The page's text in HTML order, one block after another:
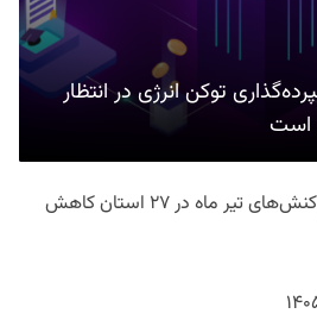
توکن انرژی در انتظار
است
گزارش شاپرک: تعداد تراکنش‌های تیر ماه در ۲۷ استان‌ کاهش